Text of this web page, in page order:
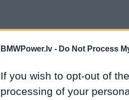
BMWPower.lv - Do Not Process
If you wish to opt-out of
processing of your